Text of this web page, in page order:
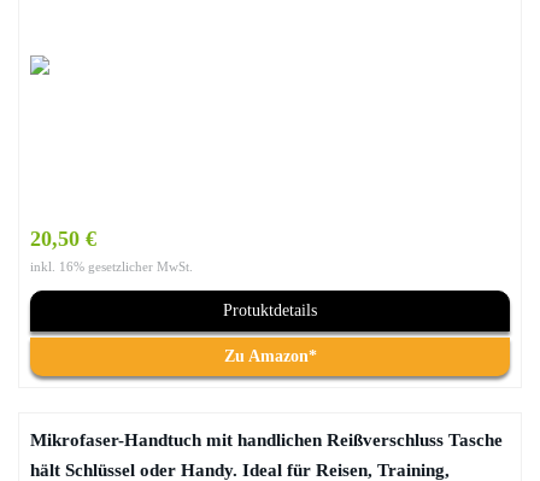
20,50 €
inkl. 16% gesetzlicher MwSt.
Protuktdetails
Zu Amazon*
Mikrofaser-Handtuch mit handlichen Reißverschluss Tasche
hält Schlüssel oder Handy. Ideal für Reisen, Training,